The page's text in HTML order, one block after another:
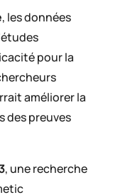
, les données
pour la
améliorer la
des preuves
, une recherche